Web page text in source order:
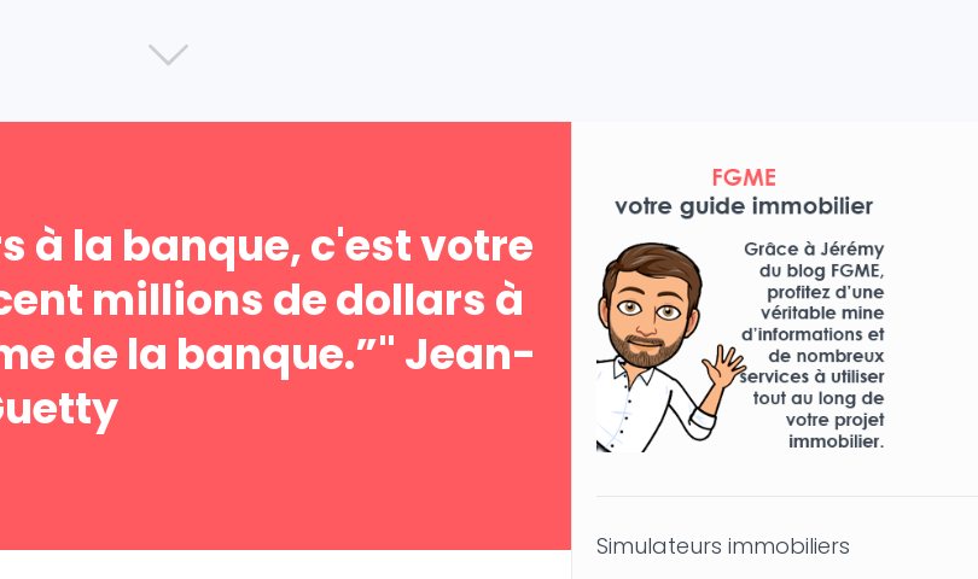
à la banque, c'est votre
millions de dollars à
de la banque.”" Jean-
Simulateurs immobiliers